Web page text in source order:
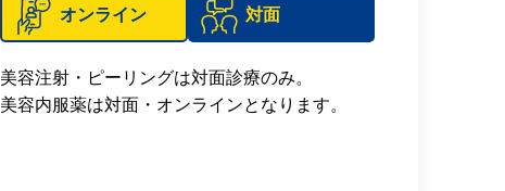
オンライン 対面
美容注射・ピーリングは対面診療のみ。
美容内服薬は対面・オンラインとなります。